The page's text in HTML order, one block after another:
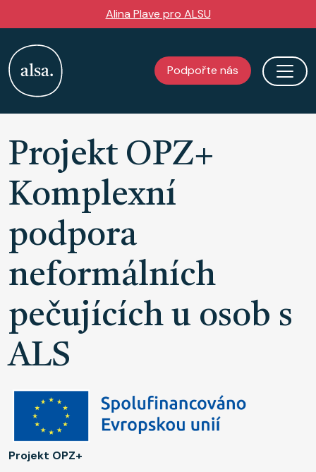
Přejít k hlavnímu obsahuAlina Plave pro ALSU
Podpořte nás
Projekt OPZ+
Komplexní
podpora
neformálních
pečujících u osob s
ALS
Projekt OPZ+